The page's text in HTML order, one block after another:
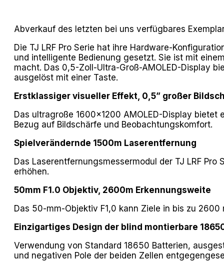
Abverkauf des letzten bei uns verfügbares
Die TJ LRF Pro Serie hat ihre Hardware-
und intelligente Bedienung gesetzt. Sie ist mit
macht. Das 0,5-Zoll-Ultra-Groß-AMOLED-Display
ausgelöst mit einer Taste.
Erstklassiger visueller Effekt, 0,5” großer
Das ultragroße 1600×1200 AMOLED-Display
Bezug auf Bildschärfe und Beobachtungskomfort.
Spielverändernde 1500m Laserentfernung
Das Laserentfernungsmessermodul der TJ LRF
erhöhen.
50mm F1.0 Objektiv, 2600m Erkennungsweite
Das 50-mm-Objektiv F1,0 kann Ziele in bis zu
Einzigartiges Design der blind montierbare
Verwendung von Standard 18650 Batterien,
und negativen Pole der beiden Zellen